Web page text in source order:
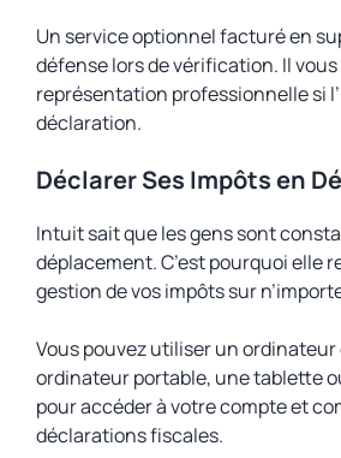
Un service optionnel facturé en
défense lors de vérification. Il
représentation professionnelle si
déclaration.
Déclarer Ses Impôts en
Intuit sait que les gens sont
déplacement. C’est pourquoi elle
gestion de vos impôts sur
Vous pouvez utiliser un ordinateur
ordinateur portable, une tablette
pour accéder à votre compte et
déclarations fiscales.